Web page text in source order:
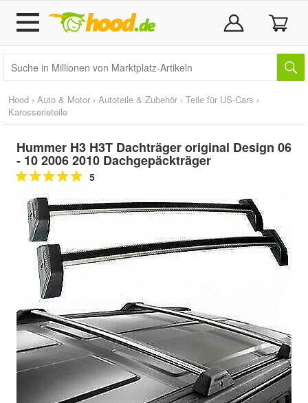
Hood › Auto & Motor › Autoteile & Zubehör › Teile für US-Cars ›
Karosserieteile
Hummer H3 H3T Dachträger original Design 06
- 10 2006 2010 Dachgepäckträger
5